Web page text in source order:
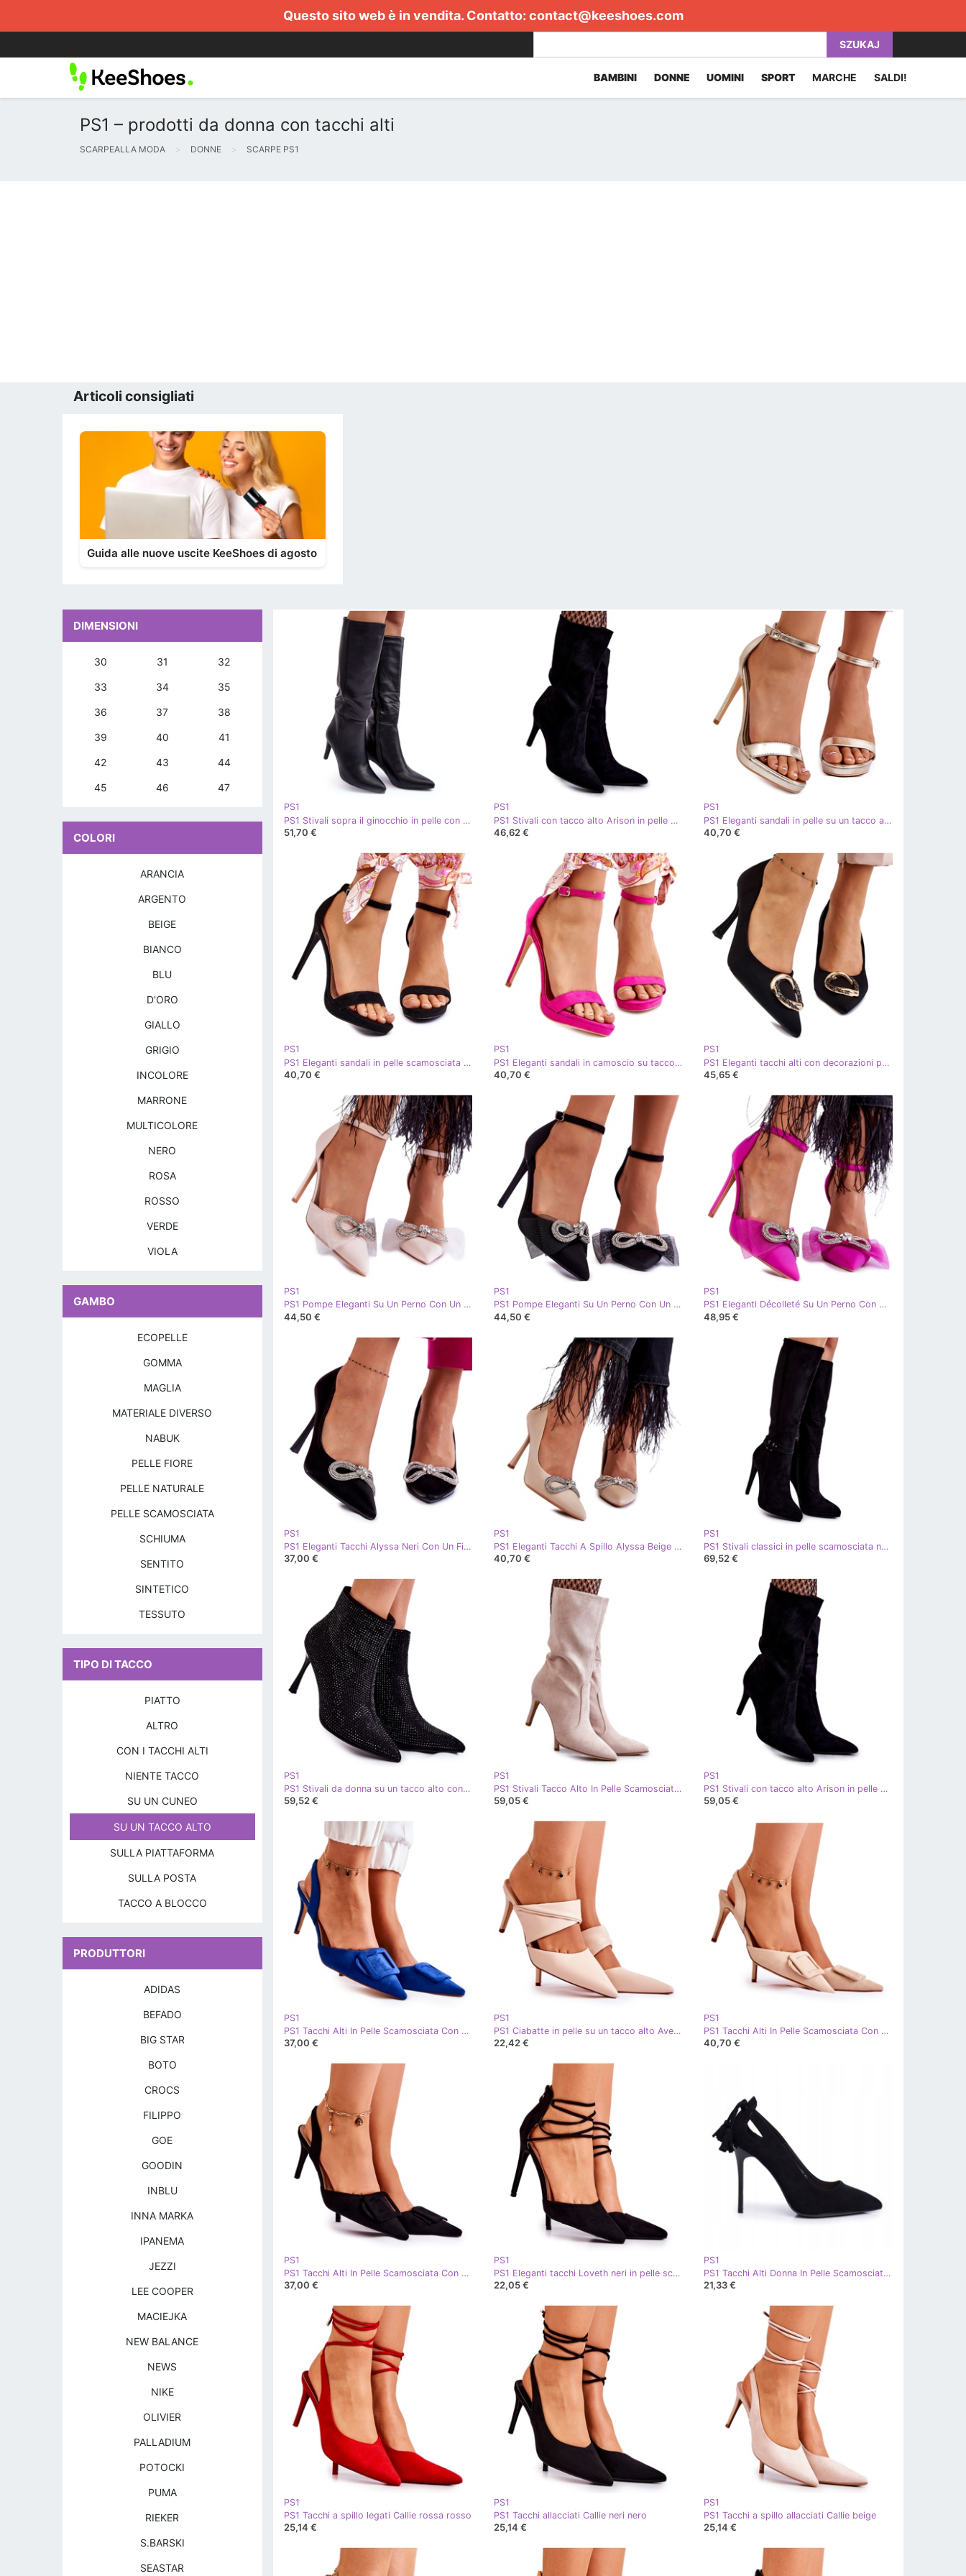
Questo sito web è in vendita. Contatto: contact@keeshoes.com
SZUKAJ
BAMBINI DONNE UOMINI SPORT MARCHE SALDI!
PS1 – prodotti da donna con tacchi alti
SCARPEALLA MODA DONNE SCARPE PS1
Articoli consigliati
Guida alle nuove uscite KeeShoes di agosto
PS1
PS1 Stivali sopra il ginocchio in pelle con tacco alto, serpenti neri nero
51,70 €
PS1
PS1 Stivali con tacco alto Arison in pelle scamosciata neri nero
46,62 €
PS1
PS1 Eleganti sandali in pelle su un tacco alto Averie dorato d'oro
40,70 €
PS1
PS1 Eleganti sandali in pelle scamosciata su un tacco alto Averie nero
40,70 €
PS1
PS1 Eleganti sandali in camoscio su tacco alto Averie fucsia rosa
40,70 €
PS1
PS1 Eleganti tacchi alti con decorazioni preziose nere alla moda nero
45,65 €
PS1
PS1 Pompe Eleganti Su Un Perno Con Un Fiocco Beige Hettie
44,50 €
PS1
PS1 Pompe Eleganti Su Un Perno Con Un Fiocco Nero Hettie
44,50 €
PS1
PS1 Eleganti Décolleté Su Un Perno Con Un Fiocco Fucsia Hettie rosa
48,95 €
PS1
PS1 Eleganti Tacchi Alyssa Neri Con Un Fiocco nero
37,00 €
PS1
PS1 Eleganti Tacchi A Spillo Alyssa Beige Con Un Fiocco
40,70 €
PS1
PS1 Stivali classici in pelle scamosciata neri Linney nero
69,52 €
PS1
PS1 Stivali da donna su un tacco alto con strass neri Irma nero
59,52 €
PS1
PS1 Stivali Tacco Alto In Pelle Scamosciata Beige Arison marrone
59,05 €
PS1
PS1 Stivali con tacco alto Arison in pelle scamosciata neri nero
59,05 €
PS1
PS1 Tacchi Alti In Pelle Scamosciata Con Punta In Spitz Emberly Blu Scuro
37,00 €
PS1
PS1 Ciabatte in pelle su un tacco alto Aveline beige
22,42 €
PS1
PS1 Tacchi Alti In Pelle Scamosciata Con Punta Spitz Beige Emberly
40,70 €
PS1
PS1 Tacchi Alti In Pelle Scamosciata Con Punta In Spitz Emberly Nero
37,00 €
PS1
PS1 Eleganti tacchi Loveth neri in pelle scamosciata nero
22,05 €
PS1
PS1 Tacchi Alti Donna In Pelle Scamosciata Con Spitz Nero Leven
21,33 €
PS1
PS1 Tacchi a spillo legati Callie rossa rosso
25,14 €
PS1
PS1 Tacchi allacciati Callie neri nero
25,14 €
PS1
PS1 Tacchi a spillo allacciati Callie beige
25,14 €
DIMENSIONI
30 31 32
33 34 35
36 37 38
39 40 41
42 43 44
45 46 47
COLORI
ARANCIA
ARGENTO
BEIGE
BIANCO
BLU
D'ORO
GIALLO
GRIGIO
INCOLORE
MARRONE
MULTICOLORE
NERO
ROSA
ROSSO
VERDE
VIOLA
GAMBO
ECOPELLE
GOMMA
MAGLIA
MATERIALE DIVERSO
NABUK
PELLE FIORE
PELLE NATURALE
PELLE SCAMOSCIATA
SCHIUMA
SENTITO
SINTETICO
TESSUTO
TIPO DI TACCO
PIATTO
ALTRO
CON I TACCHI ALTI
NIENTE TACCO
SU UN CUNEO
SU UN TACCO ALTO
SULLA PIATTAFORMA
SULLA POSTA
TACCO A BLOCCO
PRODUTTORI
ADIDAS
BEFADO
BIG STAR
BOTO
CROCS
FILIPPO
GOE
GOODIN
INBLU
INNA MARKA
IPANEMA
JEZZI
LEE COOPER
MACIEJKA
NEW BALANCE
NEWS
NIKE
OLIVIER
PALLADIUM
POTOCKI
PUMA
RIEKER
S.BARSKI
SEASTAR